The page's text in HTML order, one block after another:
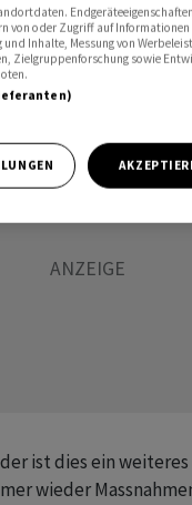
vorgesehene
aber allein dem
also keine
ist dies ein
wieder
von oder Zugriff auf Informationen
und Inhalte, Messung von
Zielgruppenforschung sowie